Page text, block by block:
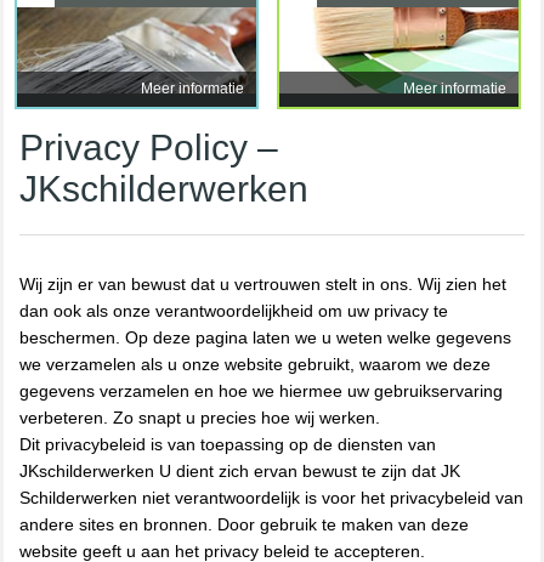
Meer informatie Meer informatie
Privacy Policy –
JKschilderwerken
Wij zijn er van bewust dat u vertrouwen stelt in ons. Wij zien het
dan ook als onze verantwoordelijkheid om uw privacy te
beschermen. Op deze pagina laten we u weten welke gegevens
we verzamelen als u onze website gebruikt, waarom we deze
gegevens verzamelen en hoe we hiermee uw gebruikservaring
verbeteren. Zo snapt u precies hoe wij werken.
Dit privacybeleid is van toepassing op de diensten van
JKschilderwerken U dient zich ervan bewust te zijn dat JK
Schilderwerken niet verantwoordelijk is voor het privacybeleid van
andere sites en bronnen. Door gebruik te maken van deze
website geeft u aan het privacy beleid te accepteren.